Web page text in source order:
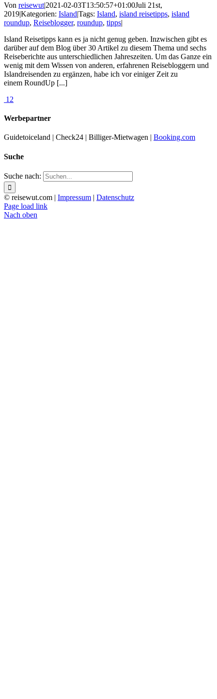
Von reisewut|2021-02-03T13:50:57+01:00Juli 21st,
2019|Kategorien: Island|Tags: Island, island reisetipps, island
roundup, Reiseblogger, roundup, tipps|
Island Reisetipps kann es ja nicht genug geben. Inzwischen gibt es
darüber auf dem Blog über 30 Artikel zu diesem Thema und sechs
Reiseberichte aus unterschiedlichen Jahreszeiten. Um das Ganze ein
wenig mit dem Wissen von anderen, erfahrenen Reisebloggern und
Islandreisenden zu ergänzen, habe ich vor einiger Zeit zu
einem RoundUp [...]
12
Werbepartner
Guidetoiceland | Check24 | Billiger-Mietwagen | Booking.com
Suche
Suche nach:
© reisewut.com | Impressum | Datenschutz
Page load link
Nach oben